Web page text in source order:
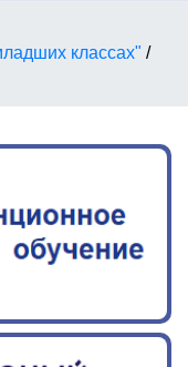
классах" /